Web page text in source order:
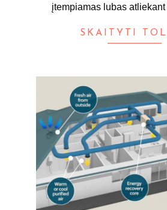
įtempiamas lubas
SKAITYTI